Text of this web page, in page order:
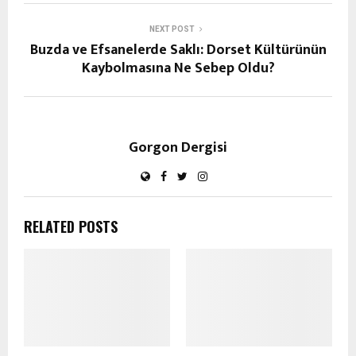
NEXT POST
Buzda ve Efsanelerde Saklı: Dorset Kültürünün
Kaybolmasına Ne Sebep Oldu?
Gorgon Dergisi
RELATED POSTS